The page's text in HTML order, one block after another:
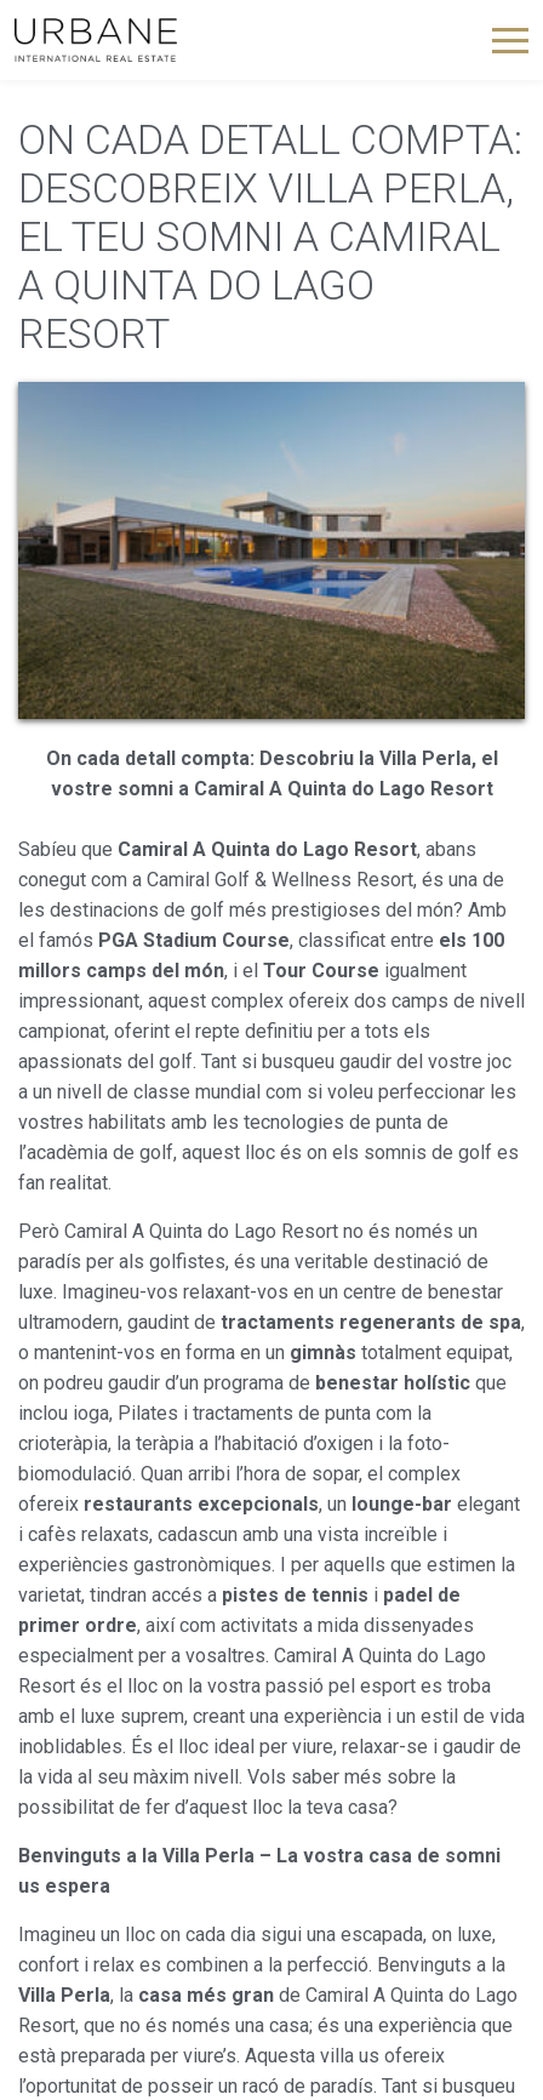
ON CADA DETALL COMPTA:
DESCOBREIX VILLA PERLA,
EL TEU SOMNI A CAMIRAL
A QUINTA DO LAGO
RESORT
On cada detall compta: Descobriu la Villa Perla, el
vostre somni a Camiral A Quinta do Lago Resort
Sabíeu que Camiral A Quinta do Lago Resort, abans
conegut com a Camiral Golf & Wellness Resort, és una de
les destinacions de golf més prestigioses del món? Amb
el famós PGA Stadium Course, classificat entre els 100
millors camps del món, i el Tour Course igualment
impressionant, aquest complex ofereix dos camps de nivell
campionat, oferint el repte definitiu per a tots els
apassionats del golf. Tant si busqueu gaudir del vostre joc
a un nivell de classe mundial com si voleu perfeccionar les
vostres habilitats amb les tecnologies de punta de
l’acadèmia de golf, aquest lloc és on els somnis de golf es
fan realitat.
Però Camiral A Quinta do Lago Resort no és només un
paradís per als golfistes, és una veritable destinació de
luxe. Imagineu-vos relaxant-vos en un centre de benestar
ultramodern, gaudint de tractaments regenerants de spa,
o mantenint-vos en forma en un gimnàs totalment equipat,
on podreu gaudir d’un programa de benestar holístic que
inclou ioga, Pilates i tractaments de punta com la
crioteràpia, la teràpia a l’habitació d’oxigen i la foto-
biomodulació. Quan arribi l’hora de sopar, el complex
ofereix restaurants excepcionals, un lounge-bar elegant
i cafès relaxats, cadascun amb una vista increïble i
experiències gastronòmiques. I per aquells que estimen la
varietat, tindran accés a pistes de tennis i padel de
primer ordre, així com activitats a mida dissenyades
especialment per a vosaltres. Camiral A Quinta do Lago
Resort és el lloc on la vostra passió pel esport es troba
amb el luxe suprem, creant una experiència i un estil de vida
inoblidables. És el lloc ideal per viure, relaxar-se i gaudir de
la vida al seu màxim nivell. Vols saber més sobre la
possibilitat de fer d’aquest lloc la teva casa?
Benvinguts a la Villa Perla – La vostra casa de somni
us espera
Imagineu un lloc on cada dia sigui una escapada, on luxe,
confort i relax es combinen a la perfecció. Benvinguts a la
Villa Perla, la casa més gran de Camiral A Quinta do Lago
Resort, que no és només una casa; és una experiència que
està preparada per viure’s. Aquesta villa us ofereix
l’oportunitat de posseir un racó de paradís. Tant si busqueu
Modificar cookies
Tècniques i funcionals
Sempre activades
Aquest lloc web utilitza cookies pròpies per recopilar
informació amb la finalitat de millorar els nostres serveis.
Si continua navegant, suposa l'acceptació de la instal·lació
de les mateixes. L'usuari té la possibilitat de configurar el
navegador podent, si així ho desitja, impedir que siguin
instal·lades al disc dur, encara que haurà de tenir en
compte que aquesta acció podrà ocasionar dificultats de
navegació de la pàgina web.
Analítiques i personalització
Permeten fer el seguiment i l'anàlisi del comportament
dels usuaris d'aquest lloc web. La informació recollida
mitjançant aquest tipus de cookies s'utilitza en el
mesurament de l'activitat del web per a l'elaboració de
funció de l'anàlisi de les dades d'ús que fan els usuaris del
l'usuari per millorar la qualitat dels nostres serveis i oferir
una millor experiència a través de productes recomanats.
Marketing i publicitat
Aquestes cookies són utilitzades per emmagatzemar
informació sobre les preferències i les eleccions personals
de l'usuari a través de l'observació continuada dels seus
hàbits de navegació. Gràcies a elles, podem conèixer els
hàbits de navegació al lloc web i mostrar publicitat
relacionada amb el perfil de navegació de l'usuari.